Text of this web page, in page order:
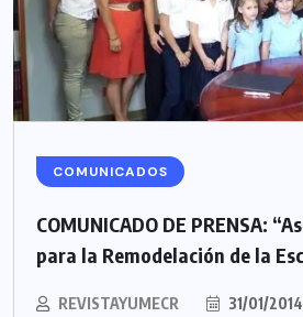
COMUNICADOS
COMUNICADO DE PRENSA:
para la Remodelación de la
REVISTAYUMECR 31/01/2014